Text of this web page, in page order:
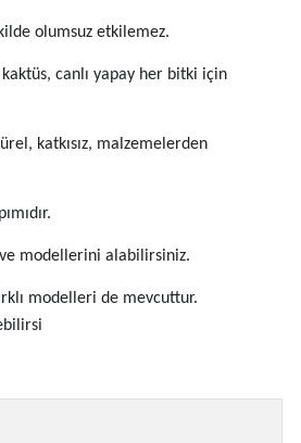
olumsuz etkilemez.
canlı yapay her bitki için
katkısız, malzemelerden
modellerini alabilirsiniz.
modelleri de mevcuttur.